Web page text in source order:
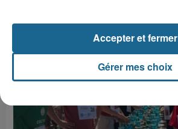
LE FIL INFO
Gérer mes choix
Accepter et fermer